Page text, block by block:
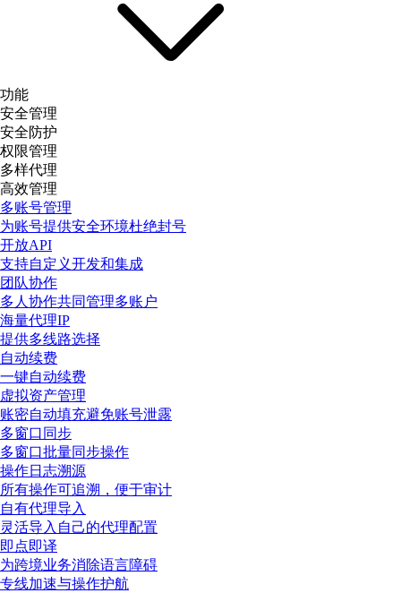
功能
安全管理
安全防护
权限管理
多样代理
高效管理
多账号管理
为账号提供安全环境杜绝封号
开放API
支持自定义开发和集成
团队协作
多人协作共同管理多账户
海量代理IP
提供多线路选择
自动续费
一键自动续费
虚拟资产管理
账密自动填充避免账号泄露
多窗口同步
多窗口批量同步操作
操作日志溯源
所有操作可追溯，便于审计
自有代理导入
灵活导入自己的代理配置
即点即译
为跨境业务消除语言障碍
专线加速与操作护航